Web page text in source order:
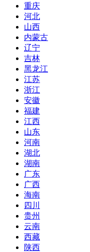
重庆
河北
山西
内蒙古
辽宁
吉林
黑龙江
江苏
浙江
安徽
福建
江西
山东
河南
湖北
湖南
广东
广西
海南
四川
贵州
云南
西藏
陕西